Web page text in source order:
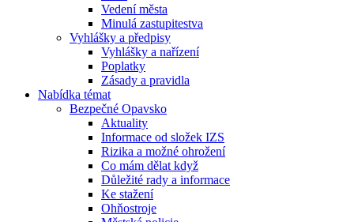
Vedení města
Minulá zastupitestva
Vyhlášky a předpisy
Vyhlášky a nařízení
Poplatky
Zásady a pravidla
Nabídka témat
Bezpečné Opavsko
Aktuality
Informace od složek IZS
Rizika a možné ohrožení
Co mám dělat když
Důležité rady a informace
Ke stažení
Ohňostroje